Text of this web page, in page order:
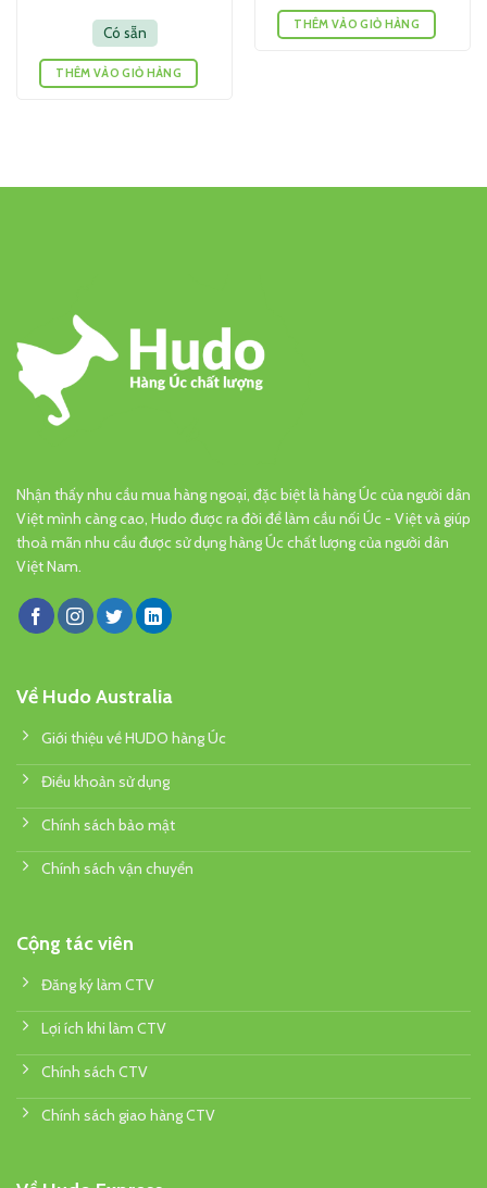
Có sẵn
THÊM VÀO GIỎ HÀNG
THÊM VÀO GIỎ HÀNG
Nhận thấy nhu cầu mua hàng ngoại, đặc biệt là hàng Úc của người dân
Việt mình càng cao, Hudo được ra đời để làm cầu nối Úc - Việt và giúp
thoả mãn nhu cầu được sử dụng hàng Úc chất lượng của người dân
Việt Nam.
Về Hudo Australia
Giới thiệu về HUDO hàng Úc
Điều khoản sử dụng
Chính sách bảo mật
Chính sách vận chuyển
Cộng tác viên
Đăng ký làm CTV
Lợi ích khi làm CTV
Chính sách CTV
Chính sách giao hàng CTV